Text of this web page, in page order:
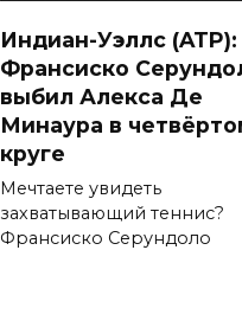
Индиан-Уэллс (ATP):
Франсиско
выбил Алекса Де
Минаура в
круге
Мечтаете увидеть
захватывающий теннис?
Франсиско Серундоло